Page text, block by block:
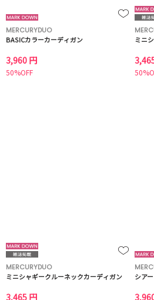
MERCURYDUO
BASICカラーカーディガン
3,960 円
50%OFF
ミニ
MERCURYDUO
ミニシャギークルーネックカーディガン
3,465 円
シア